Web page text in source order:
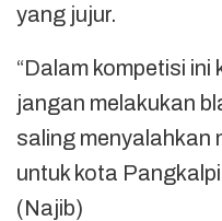
yang jujur.
“Dalam kompetisi
jangan melakukan
saling menyalahkan
untuk kota
(Najib)